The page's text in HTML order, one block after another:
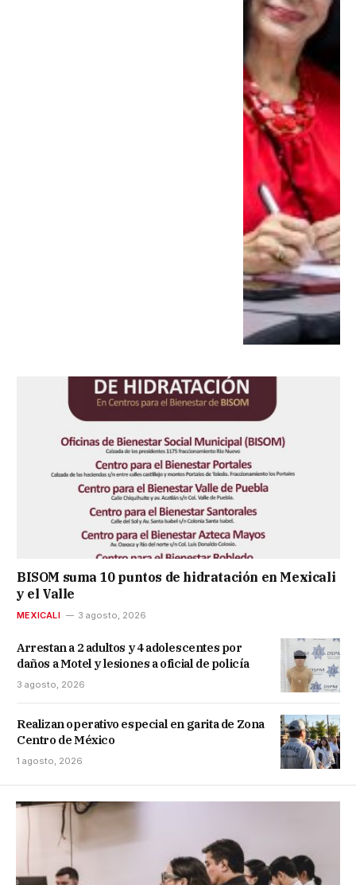
BISOM suma 10 puntos de hidratación en Mexicali
y el Valle
MEXICALI 3 agosto, 2026
Arrestan a 2 adultos y 4 adolescentes por
daños a Motel y lesiones a oficial de policía
3 agosto, 2026
Realizan operativo especial en garita de Zona
Centro de México
1 agosto, 2026